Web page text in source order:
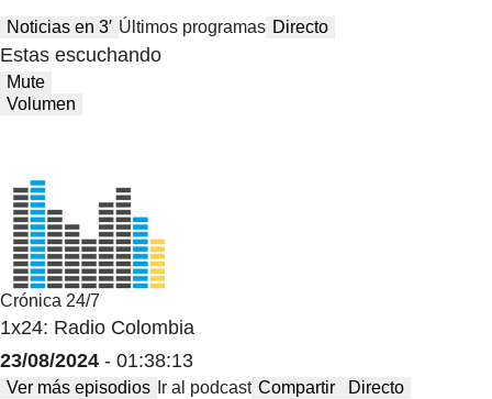
Noticias en 3′ Últimos programas Directo
Estas escuchando
Mute
Volumen
Crónica 24/7
1x24: Radio Colombia
23/08/2024 - 01:38:13
Ver más episodios Ir al podcast Compartir Directo